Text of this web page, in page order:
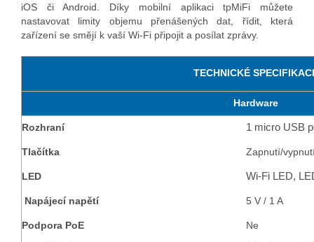
iOS či Android. Díky mobilní aplikaci tpMiFi můžete
nastavovat limity objemu přenášených dat, řídit, která
zařízení se smějí k vaší Wi-Fi připojit a posílat zprávy.
TECHNICKÉ
Hardware
Rozhraní 1 micro USB
Tlačítka Zapnutí/
LED Wi-Fi LED,
Napájecí napětí 5 V / 1 A
Podpora PoE Ne